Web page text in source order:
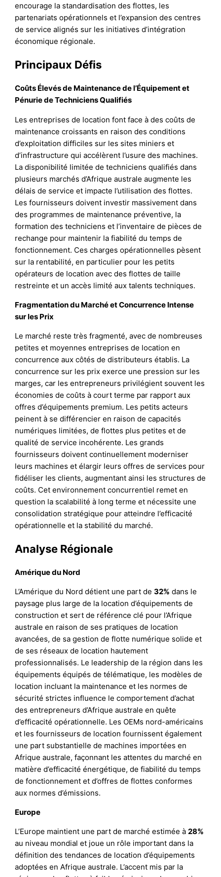
encourage la standardisation des flottes, les
partenariats opérationnels et l’expansion des centres
de service alignés sur les initiatives d’intégration
économique régionale.
Principaux Défis
Coûts Élevés de Maintenance de l’Équipement et
Pénurie de Techniciens Qualifiés
Les entreprises de location font face à des coûts de
maintenance croissants en raison des conditions
d’exploitation difficiles sur les sites miniers et
d’infrastructure qui accélèrent l’usure des machines.
La disponibilité limitée de techniciens qualifiés dans
plusieurs marchés d’Afrique australe augmente les
délais de service et impacte l’utilisation des flottes.
Les fournisseurs doivent investir massivement dans
des programmes de maintenance préventive, la
formation des techniciens et l’inventaire de pièces de
rechange pour maintenir la fiabilité du temps de
fonctionnement. Ces charges opérationnelles pèsent
sur la rentabilité, en particulier pour les petits
opérateurs de location avec des flottes de taille
restreinte et un accès limité aux talents techniques.
Fragmentation du Marché et Concurrence Intense
sur les Prix
Le marché reste très fragmenté, avec de nombreuses
petites et moyennes entreprises de location en
concurrence aux côtés de distributeurs établis. La
concurrence sur les prix exerce une pression sur les
marges, car les entrepreneurs privilégient souvent les
économies de coûts à court terme par rapport aux
offres d’équipements premium. Les petits acteurs
peinent à se différencier en raison de capacités
numériques limitées, de flottes plus petites et de
qualité de service incohérente. Les grands
fournisseurs doivent continuellement moderniser
leurs machines et élargir leurs offres de services pour
fidéliser les clients, augmentant ainsi les structures de
coûts. Cet environnement concurrentiel remet en
question la scalabilité à long terme et nécessite une
consolidation stratégique pour atteindre l’efficacité
opérationnelle et la stabilité du marché.
Analyse Régionale
Amérique du Nord
L’Amérique du Nord détient une part de32% dans le
paysage plus large de la location d’équipements de
construction et sert de référence clé pour l’Afrique
australe en raison de ses pratiques de location
avancées, de sa gestion de flotte numérique solide et
de ses réseaux de location hautement
professionnalisés. Le leadership de la région dans les
équipements équipés de télématique, les modèles de
location incluant la maintenance et les normes de
sécurité strictes influence le comportement d’achat
des entrepreneurs d’Afrique australe en quête
d’efficacité opérationnelle. Les OEMs nord-américains
et les fournisseurs de location fournissent également
une part substantielle de machines importées en
Afrique australe, façonnant les attentes du marché en
matière d’efficacité énergétique, de fiabilité du temps
de fonctionnement et d’offres de flottes conformes
aux normes d’émissions.
Europe
L’Europe maintient une part de marché estimée à28%
au niveau mondial et joue un rôle important dans la
définition des tendances de location d’équipements
adoptées en Afrique australe. L’accent mis par la